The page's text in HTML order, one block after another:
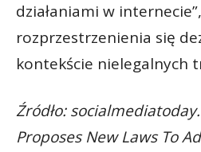
działaniami w
rozprzestrzenienia się
kontekście nielegalnych
Źródło:
Proposes New Laws To